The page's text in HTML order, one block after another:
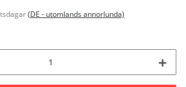
(DE - utomlands annorlunda)